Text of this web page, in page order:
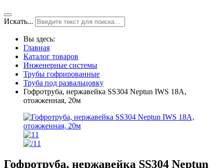
Искать...
Вы здесь:
Главная
Каталог товаров
Инженерные системы
Трубы гофрированные
Труба под развальцовку
Гофротруба, нержавейка SS304 Neptun IWS 18А,
отожженная, 20м
Гофротруба, нержавейка SS304 Neptun